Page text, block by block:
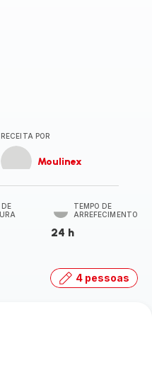
RECEITA POR
Moulinex
TEMPO DE
ARREFECIMENTO
24 h
4 pessoas